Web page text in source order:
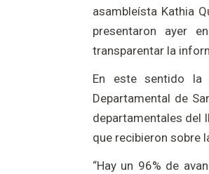
asambleísta Kathia
presentaron ayer
transparentar la
En este sentido la
Departamental de
departamentales del
que recibieron sobre
“Hay un 96% de